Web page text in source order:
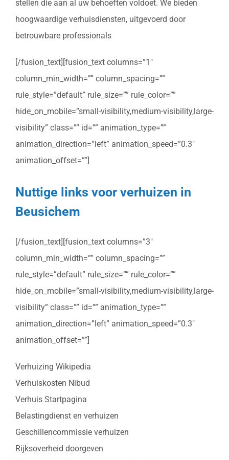
stellen die aan al uw behoeften voldoet. We bieden
hoogwaardige verhuisdiensten, uitgevoerd door
betrouwbare professionals
[/fusion_text][fusion_text columns=”1″
column_min_width=”” column_spacing=””
rule_style=”default” rule_size=”” rule_color=””
hide_on_mobile=”small-visibility,medium-visibility,large-
visibility” class=”” id=”” animation_type=””
animation_direction=”left” animation_speed=”0.3″
animation_offset=””]
Nuttige links voor verhuizen in
Beusichem
[/fusion_text][fusion_text columns=”3″
column_min_width=”” column_spacing=””
rule_style=”default” rule_size=”” rule_color=””
hide_on_mobile=”small-visibility,medium-visibility,large-
visibility” class=”” id=”” animation_type=””
animation_direction=”left” animation_speed=”0.3″
animation_offset=””]
Verhuizing Wikipedia
Verhuiskosten Nibud
Verhuis Startpagina
Belastingdienst en verhuizen
Geschillencommissie verhuizen
Rijksoverheid doorgeven